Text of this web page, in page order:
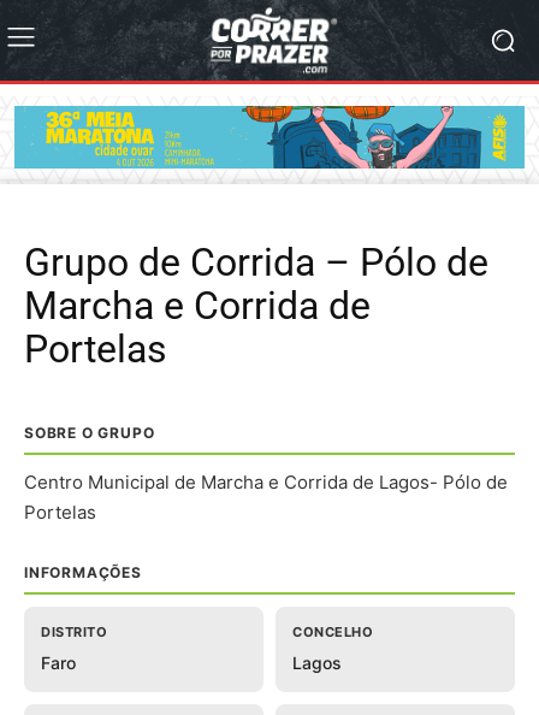
Grupo de Corrida – Pólo de
Marcha e Corrida de
Portelas
SOBRE O GRUPO
Centro Municipal de Marcha e Corrida de Lagos- Pólo de
Portelas
INFORMAÇÕES
DISTRITO
Faro
CONCELHO
Lagos